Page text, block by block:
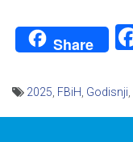
Share
2025 FBiH Godisnji